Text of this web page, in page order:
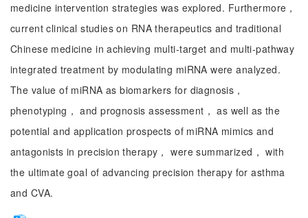
medicine intervention strategies was explored. Furthermore，
current clinical studies on RNA therapeutics and traditional
Chinese medicine in achieving multi-target and multi-pathway
integrated treatment by modulating miRNA were analyzed.
The value of miRNA as biomarkers for diagnosis，
phenotyping， and prognosis assessment， as well as the
potential and application prospects of miRNA mimics and
antagonists in precision therapy， were summarized， with
the ultimate goal of advancing precision therapy for asthma
and CVA.